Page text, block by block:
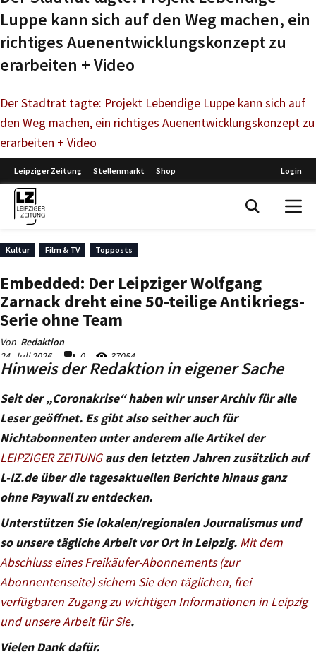
Luppe kann sich auf den Weg machen, ein
richtiges Auenentwicklungskonzept zu
erarbeiten + Video
Der Stadtrat tagte: Projekt Lebendige Luppe kann sich auf
den Weg machen, ein richtiges Auenentwicklungskonzept zu
erarbeiten + Video
Hinweis der Redaktion in eigener Sache
Seit der „Coronakrise“ haben wir unser Archiv für alle
Leser geöffnet. Es gibt also seither auch für
Nichtabonnenten unter anderem alle Artikel der
LEIPZIGER ZEITUNGaus den letzten Jahren zusätzlich auf
L-IZ.de über die tagesaktuellen Berichte hinaus ganz
ohne Paywall zu entdecken.
Unterstützen Sie lokalen/regionalen Journalismus und
so unsere tägliche Arbeit vor Ort in Leipzig. Mit dem
Abschluss eines Freikäufer-Abonnements (zur
Abonnentenseite) sichern Sie den täglichen, frei
verfügbaren Zugang zu wichtigen Informationen in Leipzig
und unsere Arbeit für Sie.
Vielen Dank dafür.